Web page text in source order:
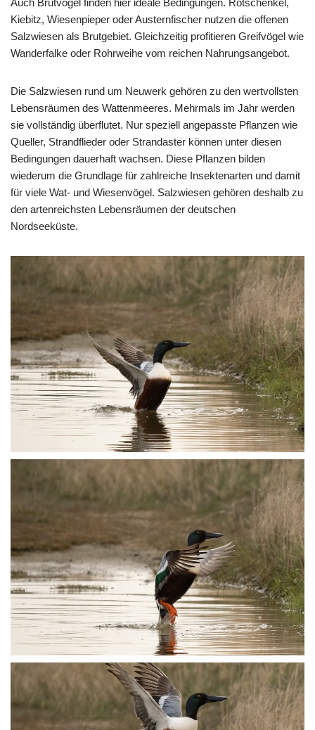
Auch Brutvögel finden hier ideale Bedingungen. Rotschenkel,
Kiebitz, Wiesenpieper oder Austernfischer nutzen die offenen
Salzwiesen als Brutgebiet. Gleichzeitig profitieren Greifvögel wie
Wanderfalke oder Rohrweihe vom reichen Nahrungsangebot.
Die Salzwiesen rund um Neuwerk gehören zu den wertvollsten
Lebensräumen des Wattenmeeres. Mehrmals im Jahr werden
sie vollständig überflutet. Nur speziell angepasste Pflanzen wie
Queller, Strandflieder oder Strandaster können unter diesen
Bedingungen dauerhaft wachsen. Diese Pflanzen bilden
wiederum die Grundlage für zahlreiche Insektenarten und damit
für viele Wat- und Wiesenvögel. Salzwiesen gehören deshalb zu
den artenreichsten Lebensräumen der deutschen
Nordseeküste.